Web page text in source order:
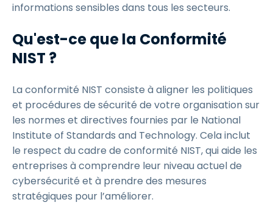
informations sensibles dans tous les secteurs.
Qu'est-ce que la Conformité
NIST ?
La conformité NIST consiste à aligner les politiques
et procédures de sécurité de votre organisation sur
les normes et directives fournies par le National
Institute of Standards and Technology. Cela inclut
le respect du cadre de conformité NIST, qui aide les
entreprises à comprendre leur niveau actuel de
cybersécurité et à prendre des mesures
stratégiques pour l’améliorer.